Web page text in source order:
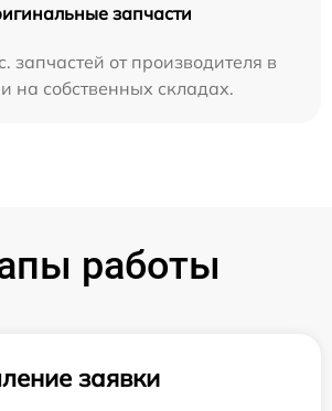
запчасти
запчастей от производителя в
на собственных складах.
работы
заявки